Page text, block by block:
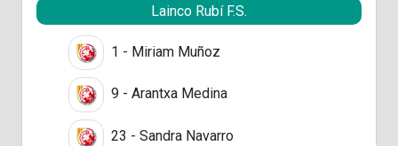
Lainco Rubí F.S.
1 - Miriam Muñoz
9 - Arantxa Medina
23 - Sandra Navarro